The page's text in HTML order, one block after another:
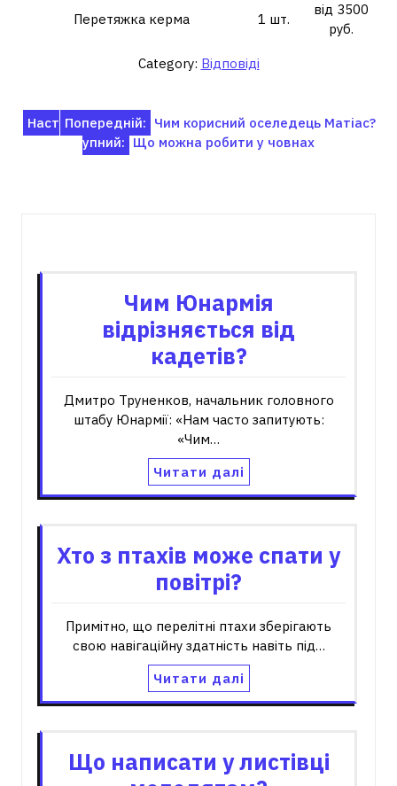
Перетяжка керма
1 шт.
від 3500
руб.
Category: Відповіді
Навігація
записів
Попередній: Чим корисний оселедець Матіас?
Наст
упний: Що можна робити у човнах
Чим Юнармія
відрізняється від
кадетів?
Дмитро Труненков, начальник головного
штабу Юнармії: «Нам часто запитують:
«Чим…
Читати далі
Хто з птахів може спати у
повітрі?
Примітно, що перелітні птахи зберігають
свою навігаційну здатність навіть під…
Читати далі
Що написати у листівці